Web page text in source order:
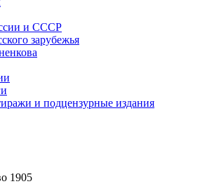
и СССР
зарубежья
и подцензурные издания
1905